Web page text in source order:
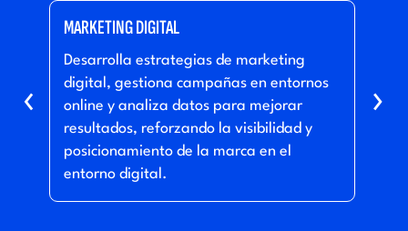
MARKETING DIGITAL
Desarrolla estrategias de marketing
digital, gestiona campañas en entornos
online y analiza datos para mejorar
resultados, reforzando la visibilidad y
posicionamiento de la marca en el
entorno digital.
‹ ›